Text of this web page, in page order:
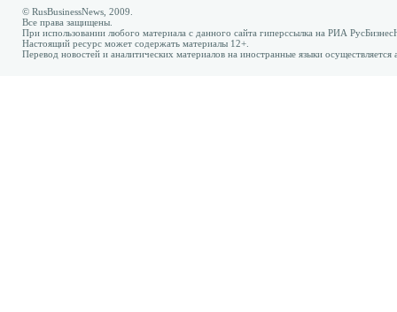
© RusBusinessNews, 2009.
Все права защищены.
При использовании любого материала с данного сайта гиперссылка на РИА
Настоящий ресурс может содержать материалы 12+.
Перевод новостей и аналитических материалов на иностранные языки осуществляется